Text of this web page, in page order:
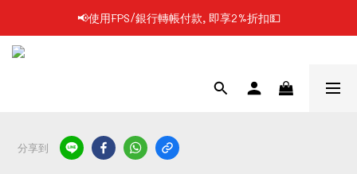
📢凡購物滿$199 順豐自提點免運費📦📦
📢使用FPS/銀行轉帳付款, 即享2%折扣💵
分享到